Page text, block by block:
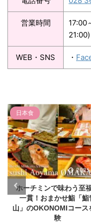
営業時間
17:00
21:00)
WEB・SNS ・
日本食
【ホーチミン】コスパ
の日本食レストラン「居
屋 とき/ IZAKAYA TOKI
部美味しかった...！！